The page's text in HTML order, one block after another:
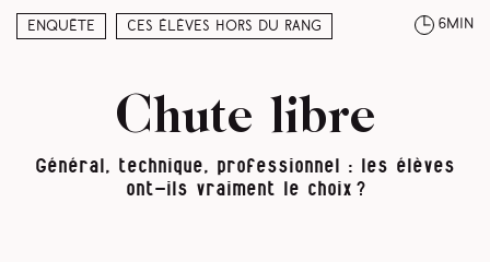
Enquête Ces élèves hors du rang 6min
Chute libre
Général, technique, professionnel : les élèves
ont-ils vraiment le choix ?